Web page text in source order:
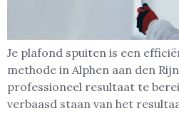
Je plafond spuiten is een
methode in Alphen aan den
professioneel resultaat te
verbaasd staan van het